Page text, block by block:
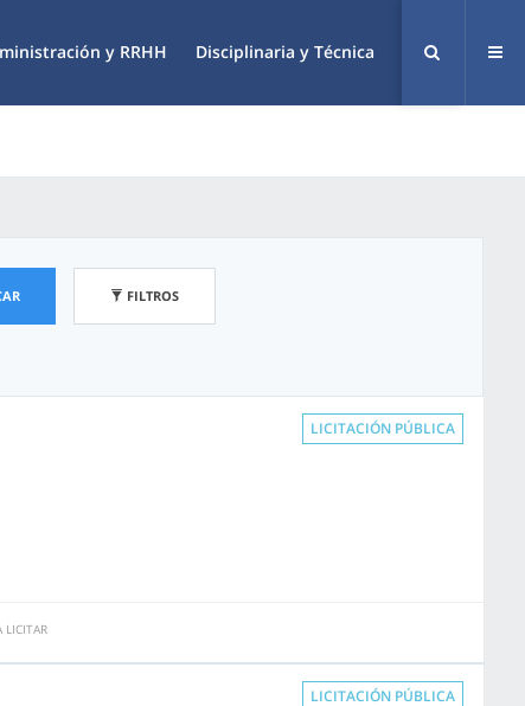
y RRHH Disciplinaria y Técnica
FILTROS
LICITACIÓN PÚBLICA
LICITAR
LICITACIÓN PÚBLICA